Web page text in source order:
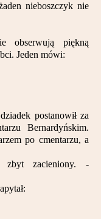
nieboszczyk nie
obserwują piękną
Jeden mówi:
postanowił za
Bernardyńskim.
po cmentarzu, a
zacieniony. -